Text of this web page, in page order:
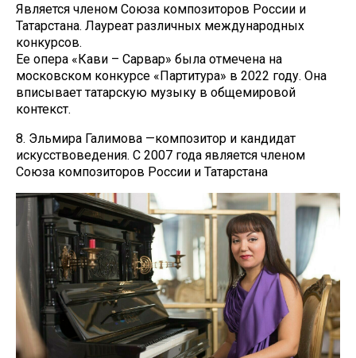
Является членом Союза композиторов России и
Татарстана. Лауреат различных международных
конкурсов.
Ее опера «Кави – Сарвар» была отмечена на
московском конкурсе «Партитура» в 2022 году. Она
вписывает татарскую музыку в общемировой
контекст.
8. Эльмира Галимова —композитор и кандидат
искусствоведения. С 2007 года является членом
Союза композиторов России и Татарстана